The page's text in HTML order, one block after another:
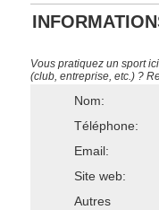
Vous pratiquez un sport
(club, entreprise, etc.) ?
Nom:
Téléphone:
Email:
Site web:
Autres